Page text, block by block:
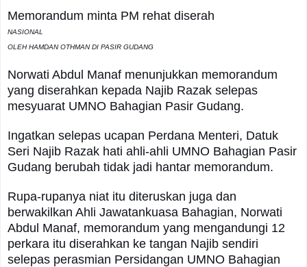
Memorandum minta PM rehat diserah
NASIONAL
OLEH HAMDAN OTHMAN DI PASIR GUDANG
Norwati Abdul Manaf menunjukkan memorandum
yang diserahkan kepada Najib Razak selepas
mesyuarat UMNO Bahagian Pasir Gudang.
Ingatkan selepas ucapan Perdana Menteri, Datuk
Seri Najib Razak hati ahli-ahli UMNO Bahagian Pasir
Gudang berubah tidak jadi hantar memorandum.
Rupa-rupanya niat itu diteruskan juga dan
berwakilkan Ahli Jawatankuasa Bahagian, Norwati
Abdul Manaf, memorandum yang mengandungi 12
perkara itu diserahkan ke tangan Najib sendiri
selepas perasmian Persidangan UMNO Bahagian